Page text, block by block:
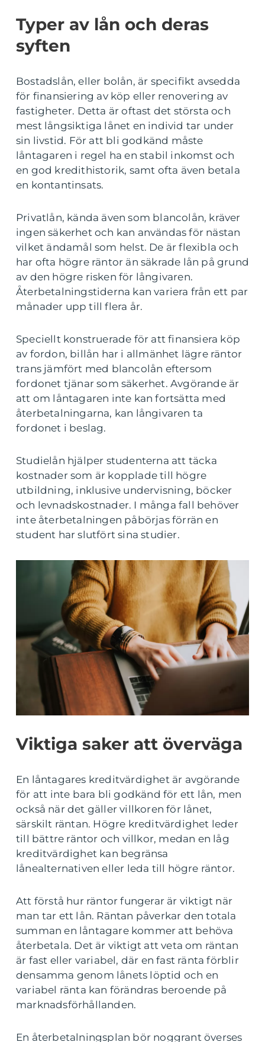
Typer av lån och deras
syften
Bostadslån, eller bolån, är specifikt avsedda
för finansiering av köp eller renovering av
fastigheter. Detta är oftast det största och
mest långsiktiga lånet en individ tar under
sin livstid. För att bli godkänd måste
låntagaren i regel ha en stabil inkomst och
en god kredithistorik, samt ofta även betala
en kontantinsats.
Privatlån, kända även som blancolån, kräver
ingen säkerhet och kan användas för nästan
vilket ändamål som helst. De är flexibla och
har ofta högre räntor än säkrade lån på grund
av den högre risken för långivaren.
Återbetalningstiderna kan variera från ett par
månader upp till flera år.
Speciellt konstruerade för att finansiera köp
av fordon, billån har i allmänhet lägre räntor
trans jämfört med blancolån eftersom
fordonet tjänar som säkerhet. Avgörande är
att om låntagaren inte kan fortsätta med
återbetalningarna, kan långivaren ta
fordonet i beslag.
Studielån hjälper studenterna att täcka
kostnader som är kopplade till högre
utbildning, inklusive undervisning, böcker
och levnadskostnader. I många fall behöver
inte återbetalningen påbörjas förrän en
student har slutfört sina studier.
Viktiga saker att överväga
En låntagares kreditvärdighet är avgörande
för att inte bara bli godkänd för ett lån, men
också när det gäller villkoren för lånet,
särskilt räntan. Högre kreditvärdighet leder
till bättre räntor och villkor, medan en låg
kreditvärdighet kan begränsa
lånealternativen eller leda till högre räntor.
Att förstå hur räntor fungerar är viktigt när
man tar ett lån. Räntan påverkar den totala
summan en låntagare kommer att behöva
återbetala. Det är viktigt att veta om räntan
är fast eller variabel, där en fast ränta förblir
densamma genom lånets löptid och en
variabel ränta kan förändras beroende på
marknadsförhållanden.
En återbetalningsplan bör noggrant överses